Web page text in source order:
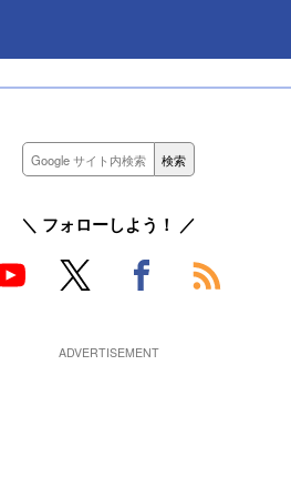
＼ フォローしよう！ ／